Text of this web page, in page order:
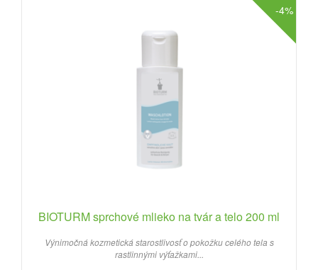
-4%
BIOTURM sprchové mlieko na tvár a telo 200 ml
Výnimočná kozmetická starostlivosť o pokožku celého tela s
rastlinnými výťažkami...